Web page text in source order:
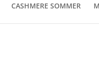
CASHMERE SOMMER